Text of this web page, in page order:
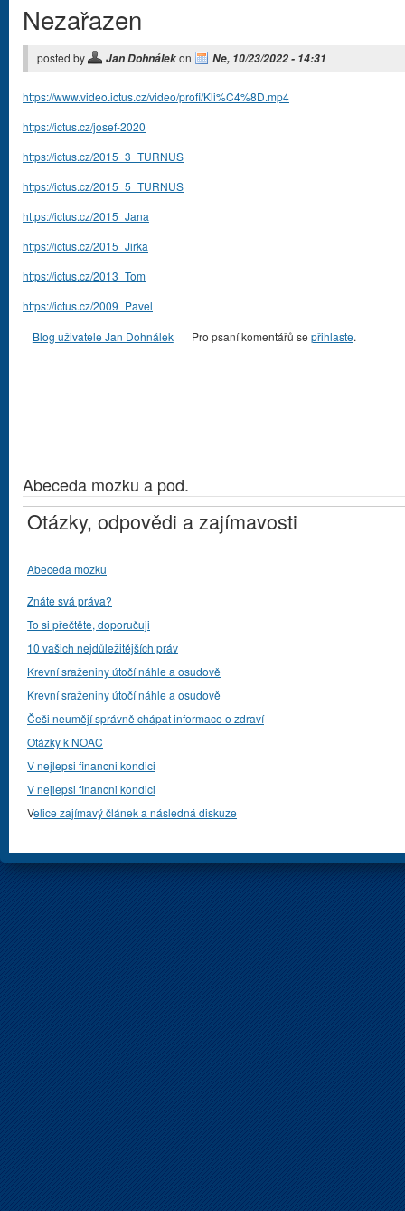
Nezařazen
posted by Jan Dohnálekon Ne, 10/23/2022 - 14:31
https://www.video.ictus.cz/video/profi/Kli%C4%8D.mp4
https://ictus.cz/josef-2020
https://ictus.cz/2015_3_TURNUS
https://ictus.cz/2015_5_TURNUS
https://ictus.cz/2015_Jana
https://ictus.cz/2015_Jirka
https://ictus.cz/2013_Tom
https://ictus.cz/2009_Pavel
Blog uživatele Jan Dohnálek
Pro psaní komentářů se přihlaste.
Abeceda mozku a pod.
Otázky, odpovědi a zajímavosti
Abeceda mozku
Znáte svá práva?
To si přečtěte, doporučuji
10 vašich nejdůležitějších práv
Krevní sraženiny útočí náhle a osudově
Krevní sraženiny útočí náhle a osudově
Češi neumějí správně chápat informace o zdraví
Otázky k NOAC
V nejlepsi financni kondici
V nejlepsi financni kondici
Velice zajímavý článek a následná diskuze